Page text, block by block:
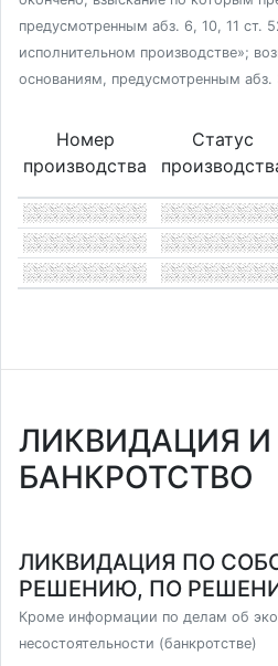
предусмотренным абз. 6, 10, 11 ст.
исполнительном производстве»;
основаниям, предусмотренным абз.
Номер
производства
Статус
ЛИКВИДАЦИЯ И
БАНКРОТСТВО
ЛИКВИДАЦИЯ ПО
РЕШЕНИЮ, ПО
Кроме информации по делам об
несостоятельности (банкротстве)